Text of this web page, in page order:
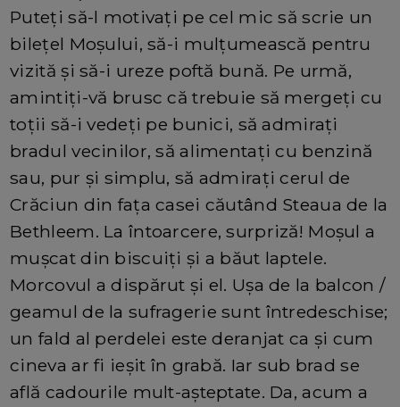
Puteți să-l motivați pe cel mic să scrie un
bilețel Moșului, să-i mulțumească pentru
vizită și să-i ureze poftă bună. Pe urmă,
amintiți-vă brusc că trebuie să mergeți cu
toții să-i vedeți pe bunici, să admirați
bradul vecinilor, să alimentați cu benzină
sau, pur și simplu, să admirați cerul de
Crăciun din fața casei căutând Steaua de la
Bethleem. La întoarcere, surpriză! Moșul a
mușcat din biscuiți și a băut laptele.
Morcovul a dispărut și el. Ușa de la balcon /
geamul de la sufragerie sunt întredeschise;
un fald al perdelei este deranjat ca și cum
cineva ar fi ieșit în grabă. Iar sub brad se
află cadourile mult-așteptate. Da, acum a